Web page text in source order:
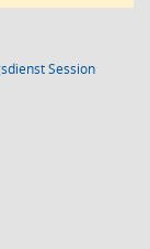
Session(Wird in